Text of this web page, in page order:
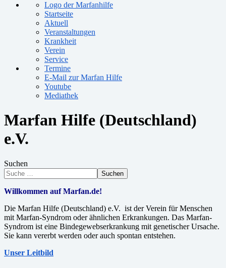
Logo der Marfanhilfe
Startseite
Aktuell
Veranstaltungen
Krankheit
Verein
Service
Termine
E-Mail zur Marfan Hilfe
Youtube
Mediathek
Marfan Hilfe (Deutschland)
e.V.
Suchen
Suchen
Willkommen auf Marfan.de!
Die Marfan Hilfe (Deutschland) e.V. ist der Verein für Menschen
mit Marfan-Syndrom oder ähnlichen Erkrankungen. Das Marfan-
Syndrom ist eine Bindegewebserkrankung mit genetischer Ursache.
Sie kann vererbt werden oder auch spontan entstehen.
Unser Leitbild